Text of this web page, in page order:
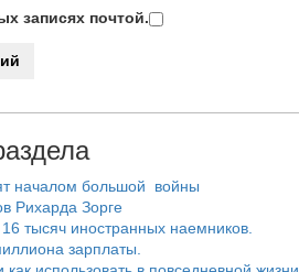
записях почтой.
началом большой войны
Рихарда Зорге
тысяч иностранных наемников.
зарплаты.